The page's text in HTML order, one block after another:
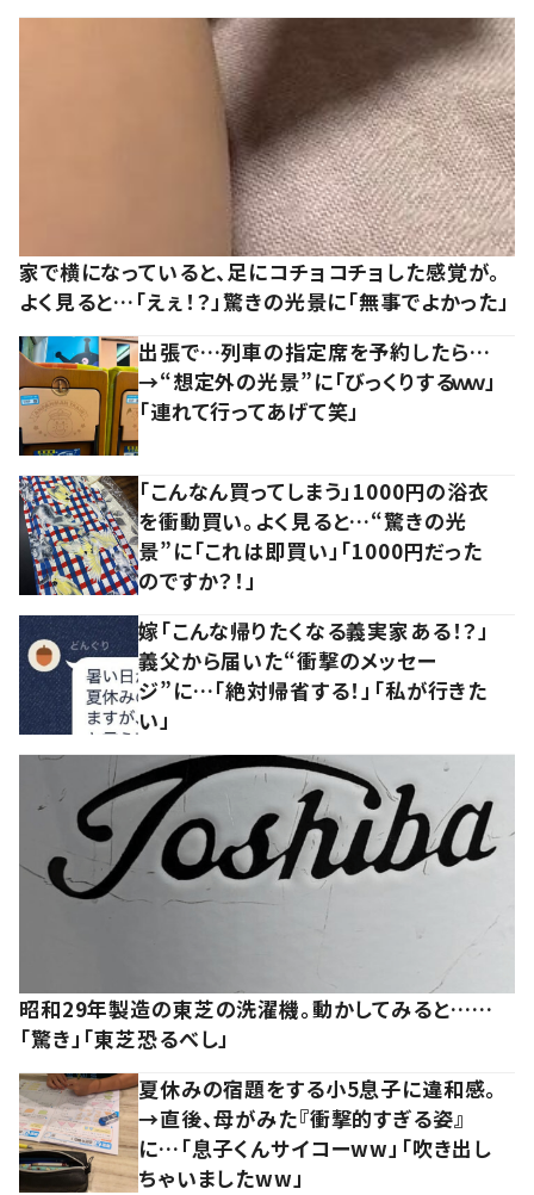
家で横になっていると、足にコチョコチョした感覚が。
よく見ると…「えぇ！？」驚きの光景に「無事でよかった」
出張で…列車の指定席を予約したら…
→“想定外の光景”に「びっくりするｗｗ」
「連れて行ってあげて笑」
「こんなん買ってしまう」1000円の浴衣
を衝動買い。よく見ると…“驚きの光
景”に「これは即買い」「1000円だった
のですか？！」
嫁「こんな帰りたくなる義実家ある！？」
義父から届いた“衝撃のメッセー
ジ”に…「絶対帰省する！」「私が行きた
い」
昭和29年製造の東芝の洗濯機。動かしてみると……
「驚き」「東芝恐るべし」
夏休みの宿題をする小5息子に違和感。
→直後、母がみた『衝撃的すぎる姿』
に…「息子くんサイコーww」「吹き出し
ちゃいましたww」